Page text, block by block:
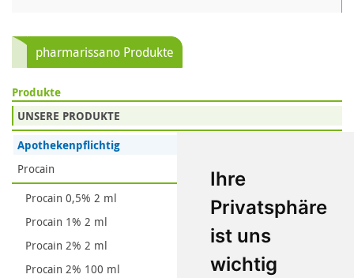
Ihre
Privatsphäre
ist uns
wichtig
pharmarissano Produkte
Produkte
UNSERE PRODUKTE
Apothekenpflichtig
Procain
Procain 0,5% 2 ml
Procain 1% 2 ml
Procain 2% 2 ml
Procain 2% 100 ml